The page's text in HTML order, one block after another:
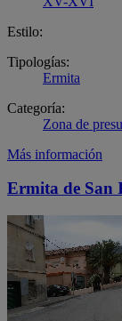
Estilo:
Tipologías:
Ermita
Categoría:
Zona de
Más información
Ermita de San